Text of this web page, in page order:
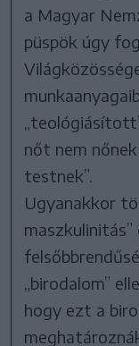
a Magyar
püspök úgy
nőt nem
testnek”.
Ugyanakkor
maszkulinitás”
„birodalom”
hogy ezt a